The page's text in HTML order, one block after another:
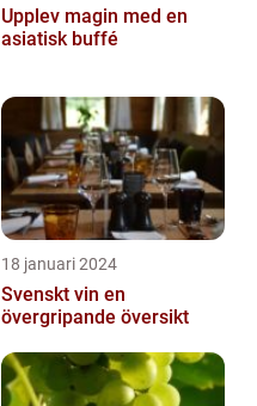
Upplev magin med en
asiatisk buffé
18 januari 2024
Svenskt vin en
övergripande översikt